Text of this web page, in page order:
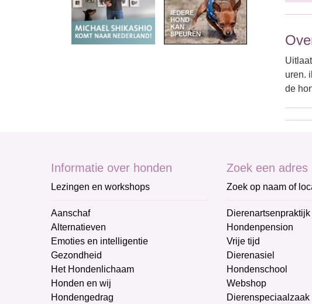
uren.
de
Informatie over honden
Lezingen en workshops
Aanschaf
Alternatieven
Emoties en intelligentie
Gezondheid
Het Hondenlichaam
Honden en wij
Hondengedrag
Zoek een adres
Zoek op naam of
Dierenartsenpraktijk
Hondenpension
Vrije tijd
Dierenasiel
Hondenschool
Webshop
Dierenspeciaalzaak